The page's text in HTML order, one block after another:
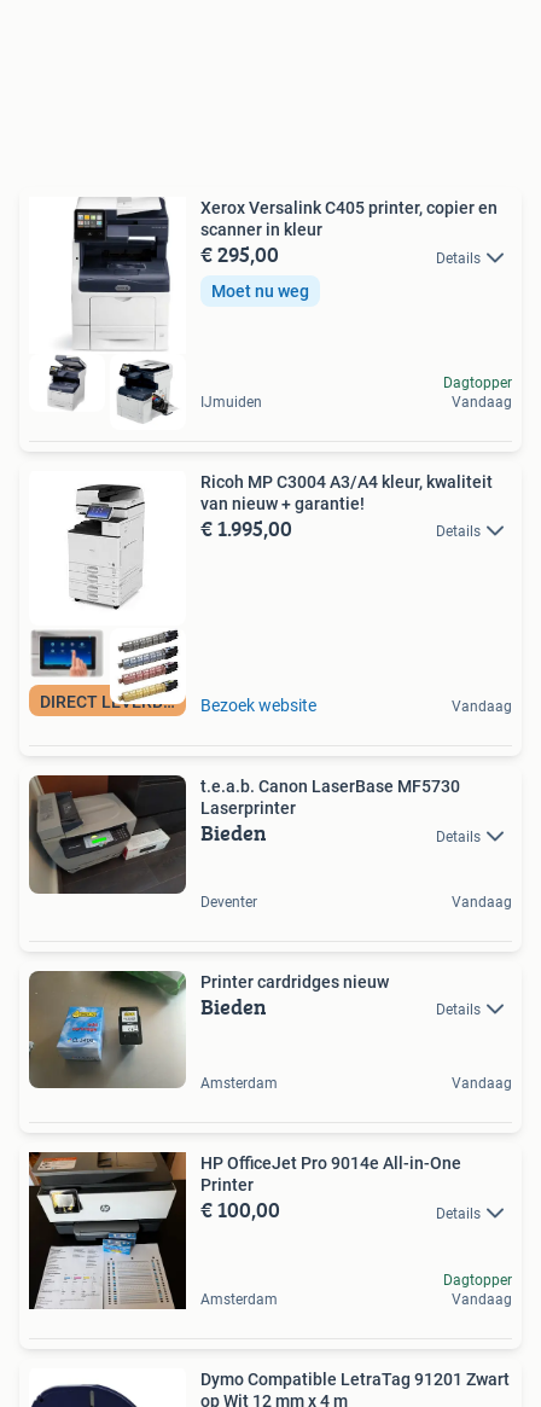
Xerox Versalink C405 printer, copier en
scanner in kleur
€ 295,00 Details
Moet nu weg
IJmuiden
Dagtopper
Vandaag
DIRECT LEVERBAAR!
Ricoh MP C3004 A3/A4 kleur, kwaliteit
van nieuw + garantie!
€ 1.995,00 Details
Bezoek website Vandaag
t.e.a.b. Canon LaserBase MF5730
Laserprinter
Bieden Details
Deventer Vandaag
Printer cardridges nieuw
Bieden Details
Amsterdam Vandaag
HP OfficeJet Pro 9014e All-in-One
Printer
€ 100,00 Details
Amsterdam
Dagtopper
Vandaag
Dymo Compatible LetraTag 91201 Zwart
op Wit 12 mm x 4 m